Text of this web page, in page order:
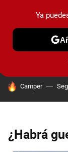
PRUEBAS
HOY SE HABLA
Camper
¿Habrá
Ya